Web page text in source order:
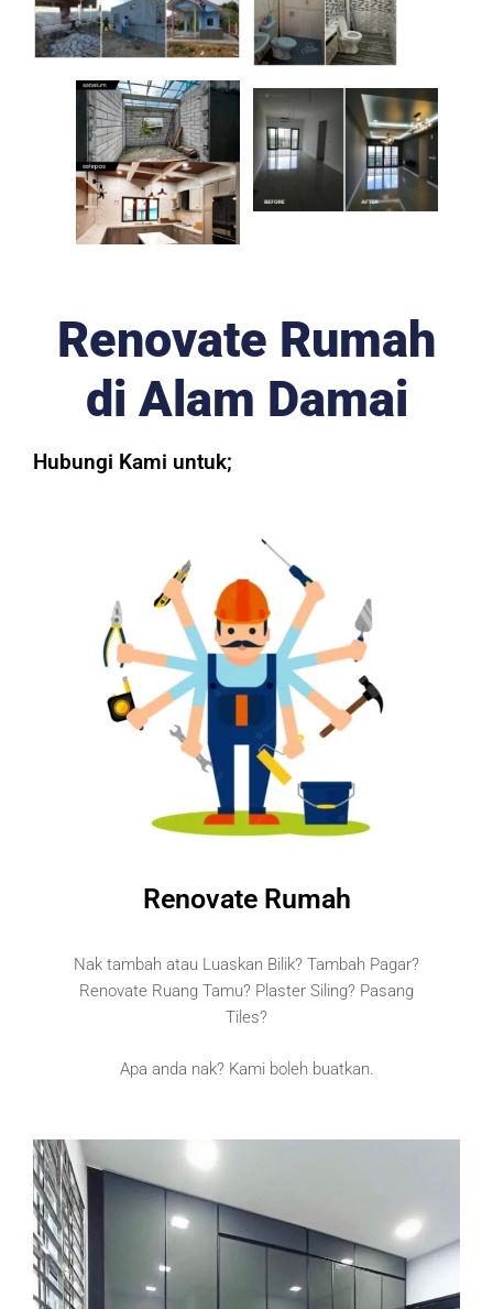
Renovate Rumah
di Alam Damai
Hubungi Kami untuk;
Renovate Rumah
Nak tambah atau Luaskan Bilik? Tambah Pagar?
Renovate Ruang Tamu? Plaster Siling? Pasang
Tiles?
Apa anda nak? Kami boleh buatkan.